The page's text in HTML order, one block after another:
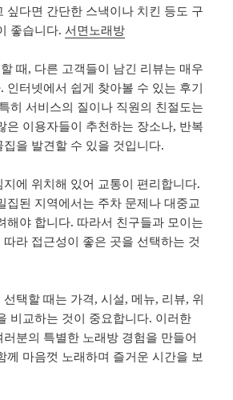
싶다면 간단한 스낵이나 치킨 등도 구
좋습니다.서면노래방
때, 다른 고객들이 남긴 리뷰는 매우
인터넷에서 쉽게 찾아볼 수 있는 후기
히 서비스의 질이나 직원의 친절도는
은 이용자들이 추천하는 장소나, 반복
을 발견할 수 있을 것입니다.
에 위치해 있어 교통이 편리합니다.
집된 지역에서는 주차 문제나 대중교
해야 합니다. 따라서 친구들과 모이는
라 접근성이 좋은 곳을 선택하는 것
택할 때는 가격, 시설, 메뉴, 리뷰, 위
비교하는 것이 중요합니다. 이러한
분의 특별한 노래방 경험을 만들어
께 마음껏 노래하며 즐거운 시간을 보